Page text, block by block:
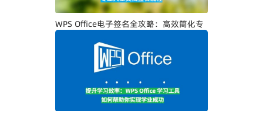
WPS Office电子签名全攻略：高效简化专